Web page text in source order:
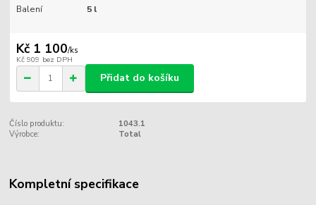
Balení
5 l
Kč 1 100/ks
Kč 909 bez DPH
Přidat do košíku
Číslo produktu:
1043.1
Výrobce:
Total
Kompletní specifikace